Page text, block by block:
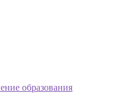
образования